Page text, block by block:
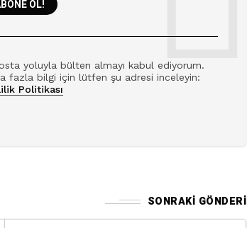
yoluyla bülten almayı kabul ediyorum.
fazla bilgi için lütfen şu adresi inceleyin:
Politikası
SONRAKI GÖNDERI